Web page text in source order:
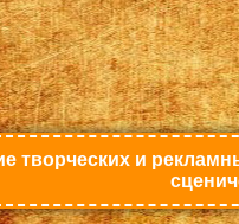
творческих и